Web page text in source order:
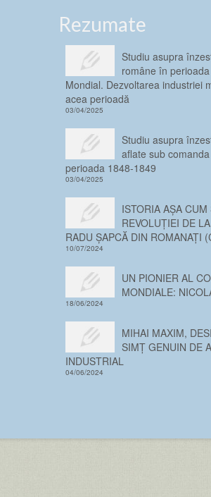
Rezumate
Studiu asupra
române în
Mondial. Dezvoltarea industriei
acea perioadă
03/04/2025
Studiu asupra
aflate sub
perioada 1848-1849
03/04/2025
ISTORIA AȘA
REVOLUȚIEI DE
RADU ȘAPCĂ DIN ROMANAȚI
10/07/2024
UN PIONIER AL
MONDIALE:
18/06/2024
MIHAI MAXIM,
SIMȚ GENUIN DE
INDUSTRIAL
04/06/2024